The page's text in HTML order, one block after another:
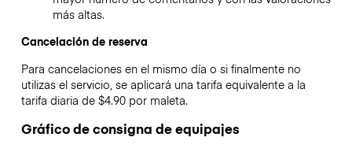
más altas.
Cancelación de reserva
Para cancelaciones en el mismo día o si finalmente no
utilizas el servicio, se aplicará una tarifa equivalente a la
tarifa diaria de $4.90 por maleta.
Gráfico de consigna de equipajes